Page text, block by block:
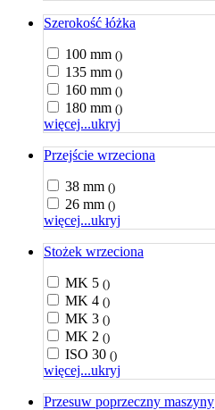
Szerokość łóżka
100 mm ()
135 mm ()
160 mm ()
180 mm ()
więcej...ukryj
Przejście wrzeciona
38 mm ()
26 mm ()
więcej...ukryj
Stożek wrzeciona
MK 5 ()
MK 4 ()
MK 3 ()
MK 2 ()
ISO 30 ()
więcej...ukryj
Przesuw poprzeczny maszyny